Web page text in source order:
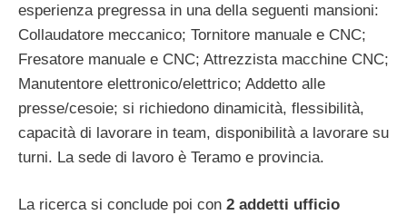
esperienza pregressa in una della seguenti mansioni:
Collaudatore meccanico; Tornitore manuale e CNC;
Fresatore manuale e CNC; Attrezzista macchine CNC;
Manutentore elettronico/elettrico; Addetto alle
presse/cesoie; si richiedono dinamicità, flessibilità,
capacità di lavorare in team, disponibilità a lavorare su
turni. La sede di lavoro è Teramo e provincia.
La ricerca si conclude poi con 2 addetti ufficio